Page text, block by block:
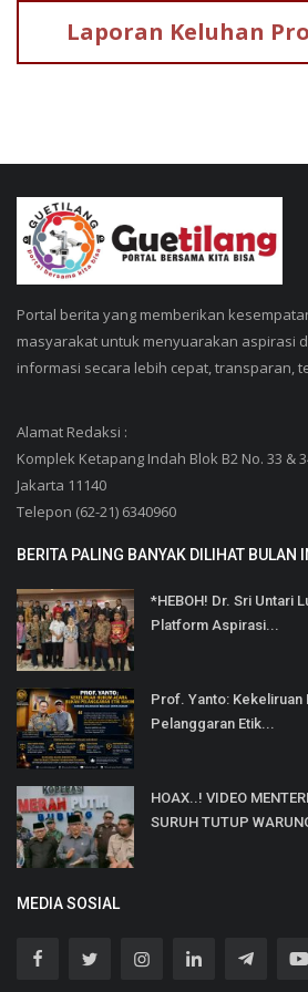
Laporan Keluhan
Portal berita yang memberikan
masyarakat untuk menyuarakan aspirasi
informasi secara lebih cepat, transparan,
Alamat Redaksi :
Komplek Ketapang Indah Blok B2 No. 33 &
Jakarta 11140
Telepon (62-21) 6340960
BERITA PALING BANYAK DILIHAT BULAN
*HEBOH! Dr. Sri Untari
Platform Aspirasi...
Prof. Yanto: Kekeliruan
Pelanggaran Etik...
HOAX..! VIDEO
SURUH TUTUP
MEDIA SOSIAL